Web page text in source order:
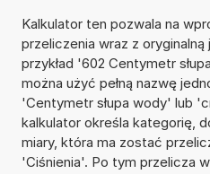
Kalkulator ten pozwala na
przeliczenia wraz z oryginalną
przykład '602 Centymetr
można użyć pełną nazwę
'Centymetr słupa wody' lub
kalkulator określa kategorię,
miary, która ma zostać
'Ciśnienia'. Po tym przelicza